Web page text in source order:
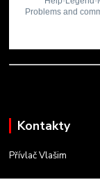
Kontakty
Přívlač Vlašim